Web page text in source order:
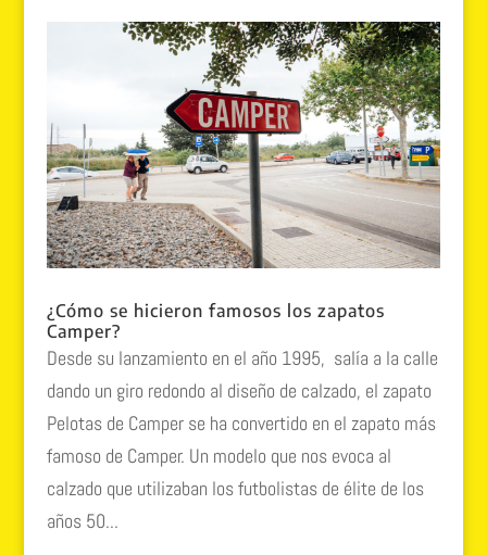
¿Cómo se hicieron famosos los zapatos
Camper?
Desde su lanzamiento en el año 1995, salía a la calle
dando un giro redondo al diseño de calzado, el zapato
Pelotas de Camper se ha convertido en el zapato más
famoso de Camper. Un modelo que nos evoca al
calzado que utilizaban los futbolistas de élite de los
años 50...